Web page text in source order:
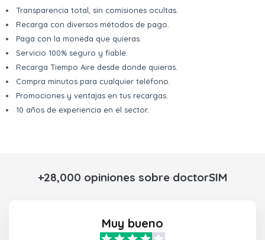
Transparencia total, sin comisiones ocultas.
Recarga con diversos métodos de pago.
Paga con la moneda que quieras.
Servicio 100% seguro y fiable.
Recarga Tiempo Aire desde donde quieras.
Compra minutos para cualquier teléfono.
Promociones y ventajas en tus recargas.
10 años de experiencia en el sector.
+28,000 opiniones sobre doctorSIM
Muy bueno